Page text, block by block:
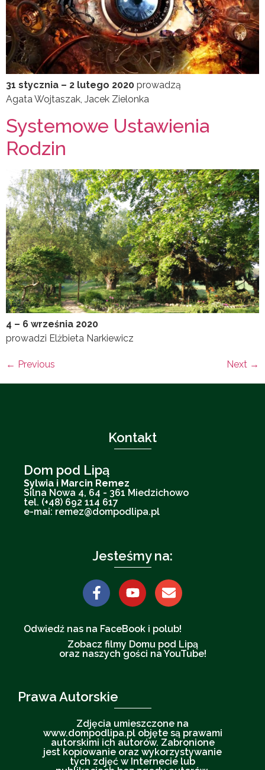
31 stycznia – 2 lutego 2020 prowadzą
Agata Wojtaszak, Jacek Zielonka
Systemowe Ustawienia
Rodzin
4 – 6 września 2020
prowadzi Elżbieta Narkiewicz
← Previous Next →
Kontakt
Dom pod Lipą
Sylwia i Marcin Remez
Silna Nowa 4, 64 - 361 Miedzichowo
tel. (+48) 692 114 617
e-mai: remez@dompodlipa.pl
Jesteśmy na:
Odwiedź nas na FaceBook i polub!
Zobacz filmy Domu pod Lipą
oraz naszych gości na YouTube!
Prawa Autorskie
Zdjęcia umieszczone na
www.dompodlipa.pl objęte są prawami
autorskimi ich autorów. Zabronione
jest kopiowanie oraz wykorzystywanie
tych zdjęć w Internecie lub